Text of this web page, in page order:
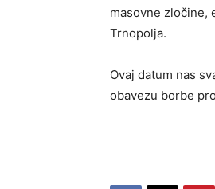
masovne zločine,
Trnopolja.
Ovaj datum nas
obavezu borbe